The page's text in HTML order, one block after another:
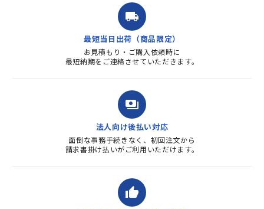
ました。商品到着も早く、品
質・使いやすさで満足していま
す。また、リピートするときは
よろしくお...
local_shipping
最短当日出荷（商品限定）
お見積もり・ご購入依頼時に
最短納期をご連絡させていただきます。
payments
法人向け後払い対応
面倒な事務手続きなく、初回注文から
請求書掛け払いがご利用いただけます。
thumb_up